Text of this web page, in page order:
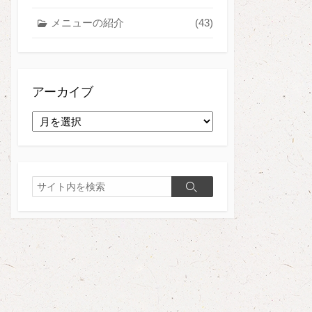
メニューの紹介 (43)
アーカイブ
ア
ー
ブ
検
索
検